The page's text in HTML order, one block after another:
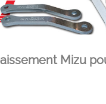
Mizu